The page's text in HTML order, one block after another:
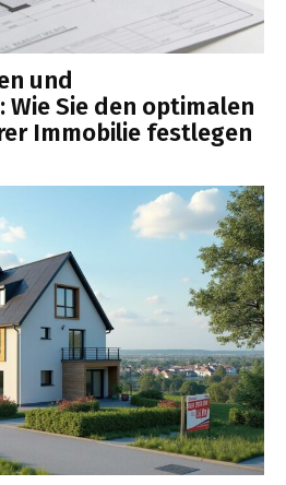
und
Sie den optimalen
Immobilie festlegen